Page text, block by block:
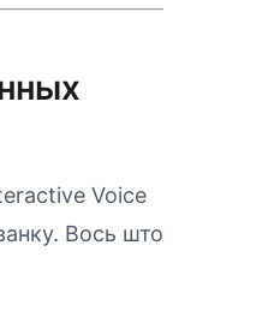
Voice
Вось што